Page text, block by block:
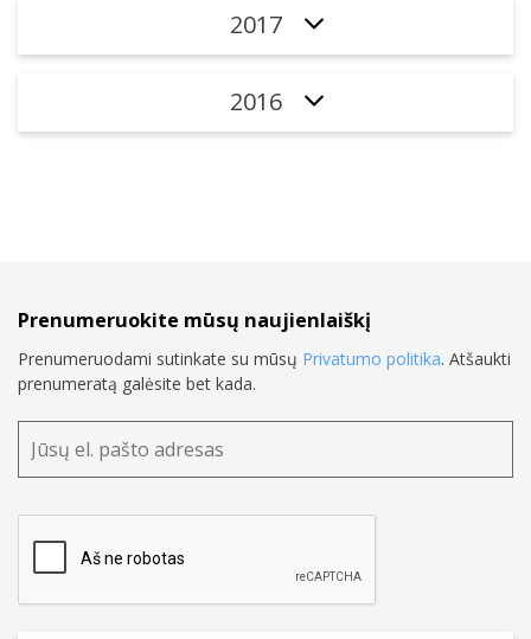
2017
2016
Prenumeruokite mūsų naujienlaiškį
Prenumeruodami sutinkate su mūsų Privatumo politika. Atšaukti
prenumeratą galėsite bet kada.